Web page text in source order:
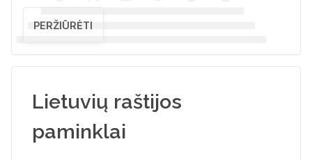
PERŽIŪRĖTI
Lietuvių raštijos
paminklai